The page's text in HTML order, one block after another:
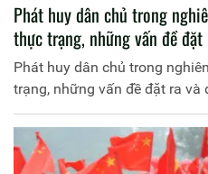
Phát huy dân chủ trong
thực trạng, những vấn đề
Phát huy dân chủ trong
trạng, những vấn đề đặt ra